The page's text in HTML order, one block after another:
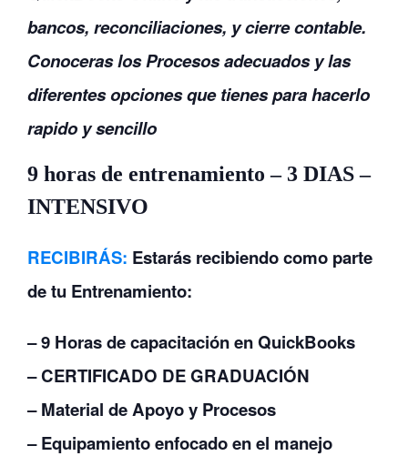
bancos, reconciliaciones, y cierre contable.
Conoceras los Procesos adecuados y las
diferentes opciones que tienes para hacerlo
rapido y sencillo
9 horas de entrenamiento – 3 DIAS –
INTENSIVO
RECIBIRÁS: Estarás recibiendo como parte
de tu Entrenamiento:
– 9 Horas de capacitación en QuickBooks
– CERTIFICADO DE GRADUACIÓN
– Material de Apoyo y Procesos
– Equipamiento enfocado en el manejo